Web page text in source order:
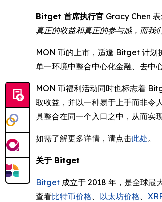
Bitget 首席执行官 Gracy Chen 表
真正的收益和真正的参与感，而我
MON 币的上市，适逢 Bitget 计划
单一环境中整合中心化金融、去中
MON 币福利活动同时也标志着
取收益，并以一种易于上手而非令
具整合在同一个入口之中，从而实
如需了解更多详情，请点击此处。
关于 Bitget
Bitget 成立于 2018 年，是全球最
查看比特币价格 以太坊价格